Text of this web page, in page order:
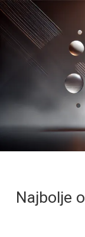
Najbolje